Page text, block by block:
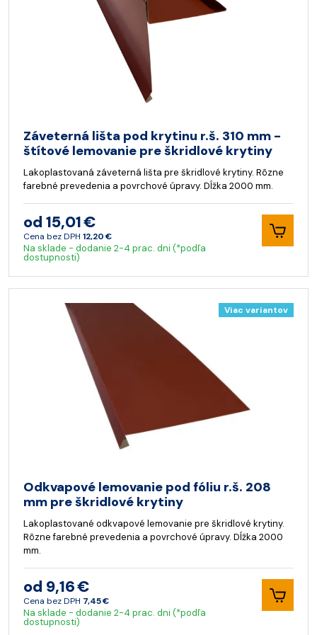
Záveterná lišta pod krytinu r.š. 310 mm -
štítové lemovanie pre škridlové krytiny
Lakoplastovaná záveterná lišta pre škridlové krytiny. Rôzne
farebné prevedenia a povrchové úpravy. Dĺžka 2000 mm.
od 15,01 €
Cena bez DPH 12,20 €
Na sklade - dodanie 2-4 prac. dni (*podľa
dostupnosti)
Viac variantov
Odkvapové lemovanie pod fóliu r.š. 208
mm pre škridlové krytiny
Lakoplastované odkvapové lemovanie pre škridlové krytiny.
Rôzne farebné prevedenia a povrchové úpravy. Dĺžka 2000
mm.
od 9,16 €
Cena bez DPH 7,45 €
Na sklade - dodanie 2-4 prac. dni (*podľa
dostupnosti)